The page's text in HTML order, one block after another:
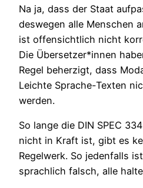
Na ja, dass der Staat
deswegen alle Menschen
ist offensichtlich nicht
Die Übersetzer*innen
Regel beherzigt, dass
Leichte Sprache-Texten
werden.
So lange die DIN SPEC
nicht in Kraft ist, gibt es
Regelwerk. So jedenfalls
sprachlich falsch, alle